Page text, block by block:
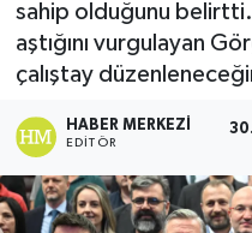
sahip olduğunu belirtti.
aştığını vurgulayan
çalıştay
HABER MERKEZI
EDITÖR